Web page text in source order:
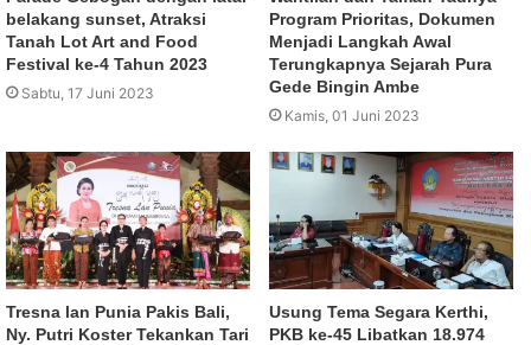
belakang sunset, Atraksi
Tanah Lot Art and Food
Festival ke-4 Tahun 2023
Sabtu, 17 Juni 2023
Program Prioritas, Dokumen
Menjadi Langkah Awal
Terungkapnya Sejarah Pura
Gede Bingin Ambe
Kamis, 01 Juni 2023
Tresna lan Punia Pakis Bali,
Ny. Putri Koster Tekankan Tari
Usung Tema Segara Kerthi,
PKB ke-45 Libatkan 18.974